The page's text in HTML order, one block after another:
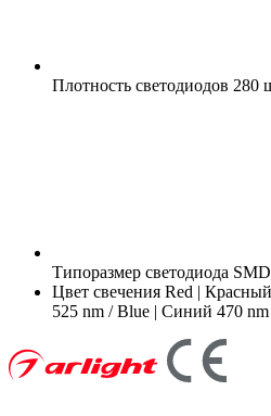
Плотность светодиодов 280
Типоразмер светодиода
Цвет свечения Red |
525 nm / Blue | Синий 470 nm